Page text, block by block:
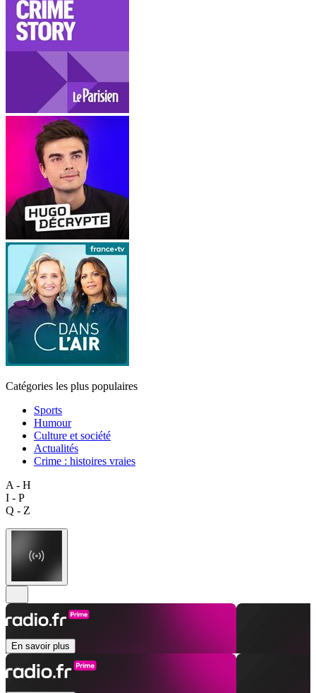
Catégories les plus populaires
Sports
Humour
Culture et société
Actualités
Crime : histoires vraies
A - H
I - P
Q - Z
En savoir plus